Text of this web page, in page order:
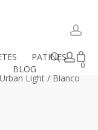
PATINES
BLOG
Buscar
0
Urban Light / Blanco